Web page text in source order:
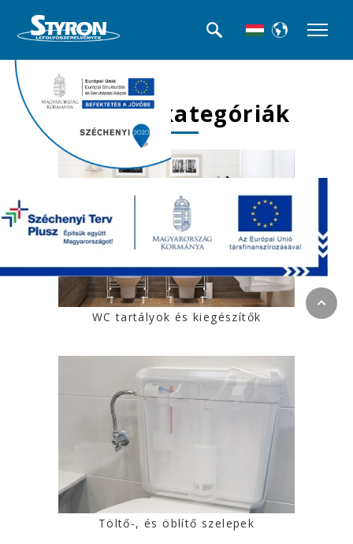
Termék kategóriák
WC tartályok és kiegészítők
Töltő-, és öblítő szelepek